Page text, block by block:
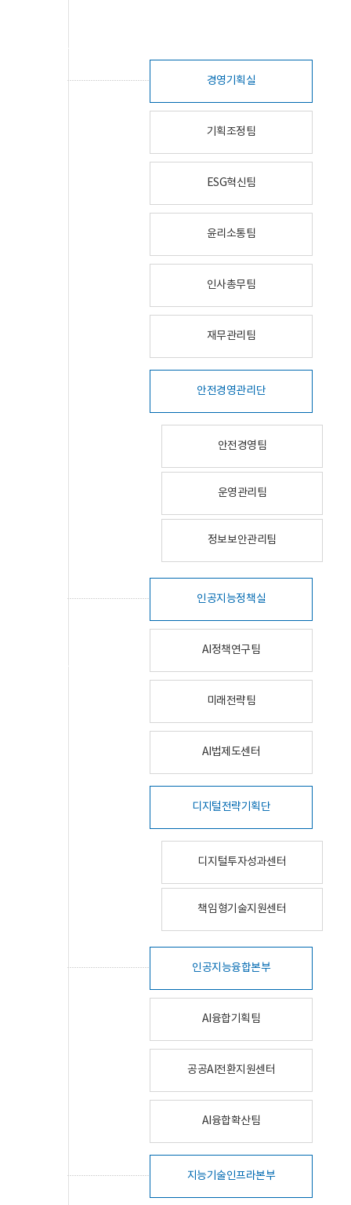
경영기획실
기획조정팀
ESG혁신팀
윤리소통팀
인사총무팀
재무관리팀
안전경영관리단
안전경영팀
운영관리팀
정보보안관리팀
인공지능정책실
AI정책연구팀
미래전략팀
AI법제도센터
디지털전략기획단
디지털투자성과센터
책임형기술지원센터
인공지능융합본부
AI융합기획팀
공공AI전환지원센터
AI융합확산팀
지능기술인프라본부